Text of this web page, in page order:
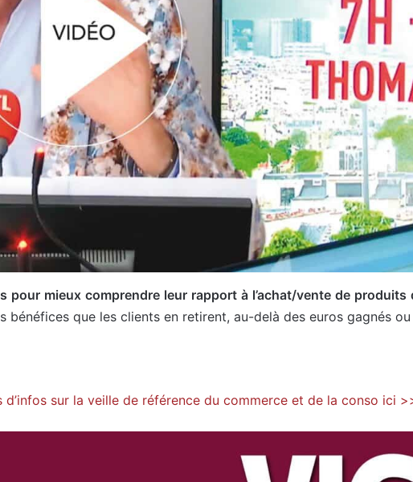
mieux comprendre leur rapport à l’achat/vente de produits
que les clients en retirent, au-delà des euros gagnés
d’infos sur la veille de référence du commerce et de la conso ici